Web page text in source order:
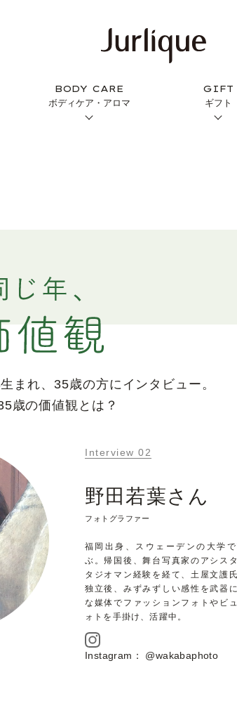
BODY CARE
ボディケア・アロマ
GIFT
ギフト
まれ、 35歳の方にインタビュー。
歳の価値観とは？
Interview 02
野田若葉さん
フォトグラファー
福岡出身、スウェーデンの大学
ぶ。帰国後、舞台写真家のアシス
タジオマン経験を経て、土屋文護氏
独立後、みずみずしい感性を武器
な媒体でファッションフォトやビ
ォトを手掛け、活躍中。
Instagram： @wakabaphoto